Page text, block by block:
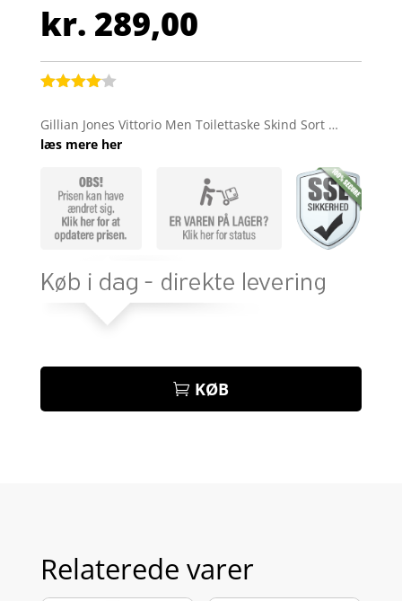
kr. 289,00
ud af 5
baseret
ømmelse
Gillian Jones Vittorio Men Toilettaske Skind Sort …
læs mere her
KØB
Relaterede varer